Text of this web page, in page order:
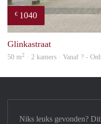
€ 1040
Glinkastraat
50 m2 · 2 kamers · Vanaf ? -
Niks leuks gevonden?